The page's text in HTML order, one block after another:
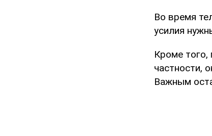
Во время
усилия
Кроме
частности,
Важным